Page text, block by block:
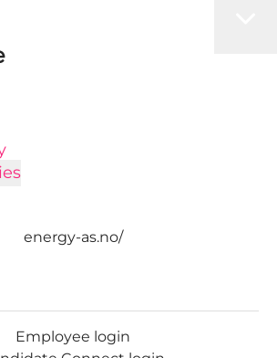
energy-as.no/
Employee login